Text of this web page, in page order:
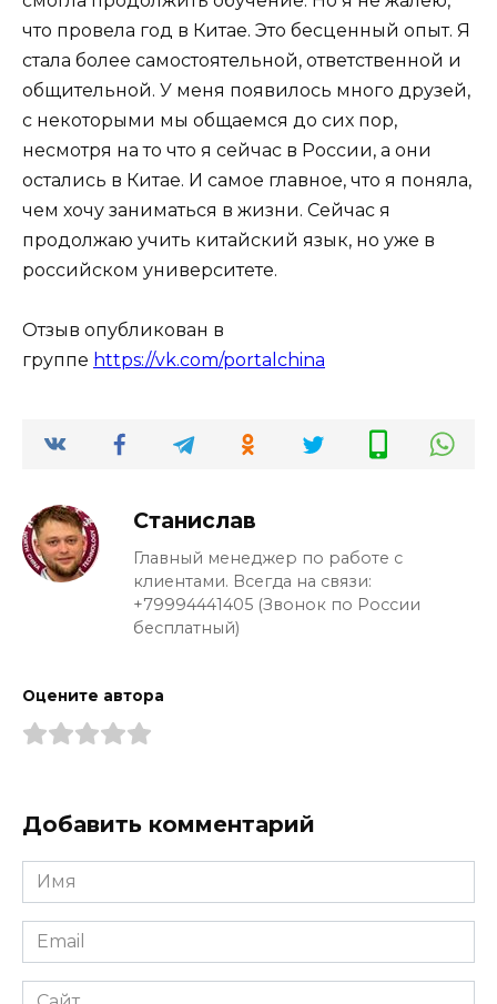
что провела год в Китае. Это бесценный опыт. Я
стала более самостоятельной, ответственной и
общительной. У меня появилось много друзей,
с некоторыми мы общаемся до сих пор,
несмотря на то что я сейчас в России, а они
остались в Китае. И самое главное, что я поняла,
чем хочу заниматься в жизни. Сейчас я
продолжаю учить китайский язык, но уже в
российском университете.
Отзыв опубликован в
группе https://vk.com/portalchina
Станислав
Главный менеджер по работе с
клиентами. Всегда на связи:
+79994441405 (Звонок по России
бесплатный)
Оцените автора
Добавить комментарий
Имя
*
Email
*
Сайт